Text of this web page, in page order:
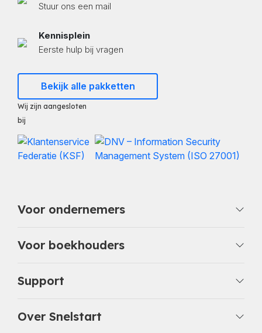
Stuur ons een mail
Kennisplein
Eerste hulp bij vragen
Bekijk alle pakketten
Wij zijn aangesloten
bij
Voor ondernemers
Voor boekhouders
Support
Over Snelstart